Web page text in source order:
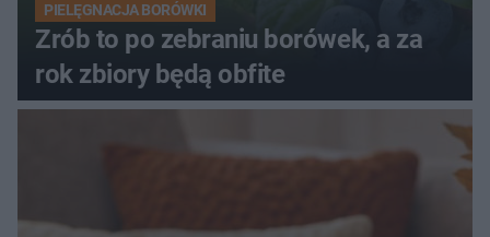
PIELĘGNACJA BORÓWKI
Zrób to po zebraniu borówek, a za
rok zbiory będą obfite